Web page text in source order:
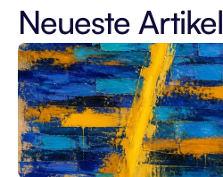
Neueste Artikel